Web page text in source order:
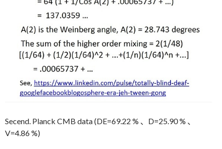
Secend. Planck CMB data (DE=69.22 % 、D=25.90 % 、
V=4.86 %)